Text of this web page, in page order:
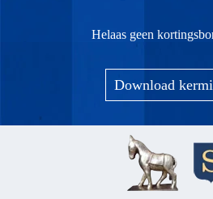
Helaas geen
Download